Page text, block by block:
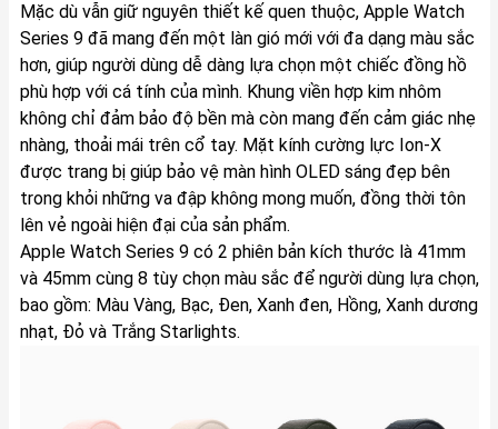
Mặc dù vẫn giữ nguyên thiết kế quen thuộc, Apple Watch
Series 9 đã mang đến một làn gió mới với đa dạng màu sắc
hơn, giúp người dùng dễ dàng lựa chọn một chiếc đồng hồ
phù hợp với cá tính của mình. Khung viền hợp kim nhôm
không chỉ đảm bảo độ bền mà còn mang đến cảm giác nhẹ
nhàng, thoải mái trên cổ tay. Mặt kính cường lực Ion-X
được trang bị giúp bảo vệ màn hình OLED sáng đẹp bên
trong khỏi những va đập không mong muốn, đồng thời tôn
lên vẻ ngoài hiện đại của sản phẩm.
Apple Watch Series 9 có 2 phiên bản kích thước là 41mm
và 45mm cùng 8 tùy chọn màu sắc để người dùng lựa chọn,
bao gồm: Màu Vàng, Bạc, Đen, Xanh đen, Hồng, Xanh dương
nhạt, Đỏ và Trắng Starlights.